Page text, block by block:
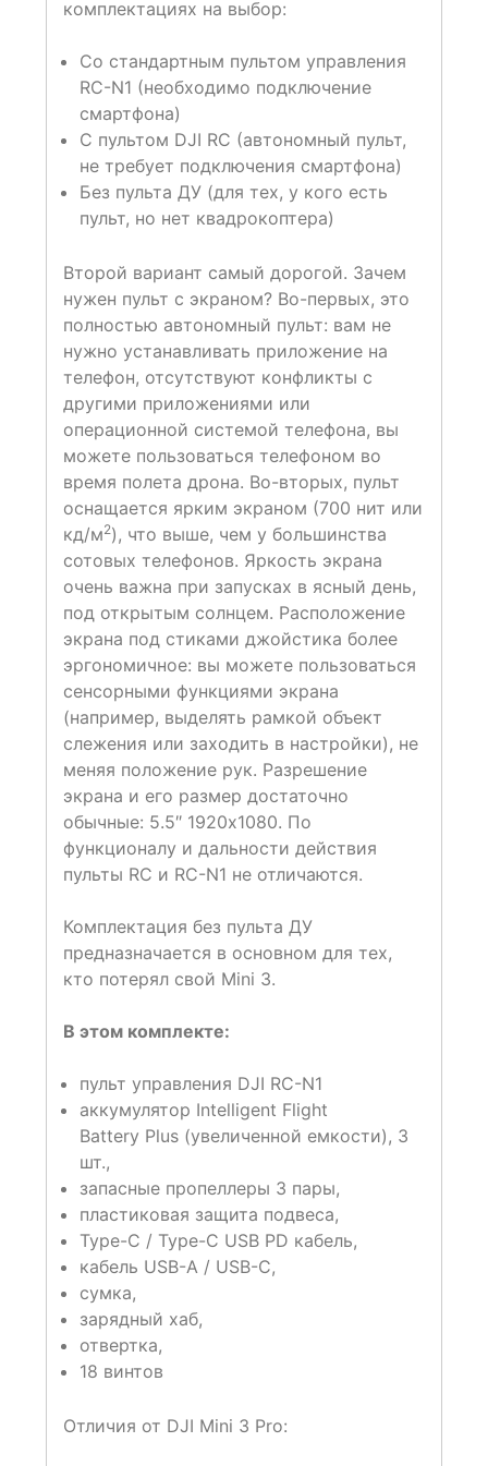
комплектациях на выбор:
Со стандартным пультом управления
RC-N1 (необходимо подключение
смартфона)
С пультом DJI RC (автономный пульт,
не требует подключения смартфона)
Без пульта ДУ (для тех, у кого есть
пульт, но нет квадрокоптера)
Второй вариант самый дорогой. Зачем
нужен пульт с экраном? Во-первых, это
полностью автономный пульт: вам не
нужно устанавливать приложение на
телефон, отсутствуют конфликты с
другими приложениями или
операционной системой телефона, вы
можете пользоваться телефоном во
время полета дрона. Во-вторых, пульт
оснащается ярким экраном (700 нит или
кд/м2), что выше, чем у большинства
сотовых телефонов. Яркость экрана
очень важна при запусках в ясный день,
под открытым солнцем. Расположение
экрана под стиками джойстика более
эргономичное: вы можете пользоваться
сенсорными функциями экрана
(например, выделять рамкой объект
слежения или заходить в настройки), не
меняя положение рук. Разрешение
экрана и его размер достаточно
обычные: 5.5″ 1920х1080. По
функционалу и дальности действия
пульты RC и RC-N1 не отличаются.
Комплектация без пульта ДУ
предназначается в основном для тех,
кто потерял свой Mini 3.
В этом комплекте:
пульт управления DJI RC-N1
аккумулятор Intelligent Flight
Battery Plus (увеличенной емкости), 3
шт.,
запасные пропеллеры 3 пары,
пластиковая защита подвеса,
Type-C / Type-C USB PD кабель,
кабель USB-A / USB-C,
сумка,
зарядный хаб,
отвертка,
18 винтов
Отличия от DJI Mini 3 Pro: